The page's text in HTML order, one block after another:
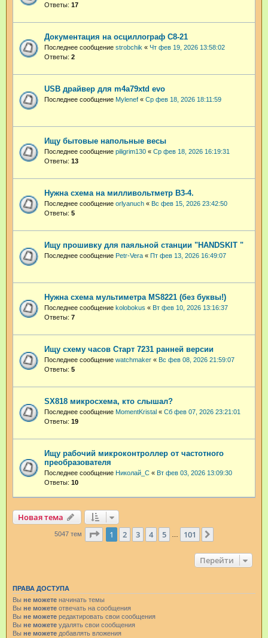
Ответы: 17
Документация на осциллограф С8-21
Последнее сообщение strobchik « Чт фев 19, 2026 13:58:02
Ответы: 2
USB драйвер для m4a79xtd evo
Последнее сообщение Mylenef « Ср фев 18, 2026 18:11:59
Ищу бытовые напольные весы
Последнее сообщение piligrim130 « Ср фев 18, 2026 16:19:31
Ответы: 13
Нужна схема на милливольтметр В3-4.
Последнее сообщение orlyanuch « Вс фев 15, 2026 23:42:50
Ответы: 5
Ищу прошивку для паяльной станции "HANDSKIT "
Последнее сообщение Petr-Vera « Пт фев 13, 2026 16:49:07
Нужна схема мультиметра MS8221 (без буквы!)
Последнее сообщение kolobokus « Вт фев 10, 2026 13:16:37
Ответы: 7
Ищу схему часов Старт 7231 ранней версии
Последнее сообщение watchmaker « Вс фев 08, 2026 21:59:07
Ответы: 5
SX818 микросхема, кто слышал?
Последнее сообщение MomentKristal « Сб фев 07, 2026 23:21:01
Ответы: 19
Ищу рабочий микроконтроллер от частотного
преобразователя
Последнее сообщение Николай_С « Вт фев 03, 2026 13:09:30
Ответы: 10
Новая тема
5047 тем Страница из 101
1 2 3 4 5 101
Перейти
ПРАВА ДОСТУПА
Вы не можете начинать темы
Вы не можете отвечать на сообщения
Вы не можете редактировать свои сообщения
Вы не можете удалять свои сообщения
Вы не можете добавлять вложения